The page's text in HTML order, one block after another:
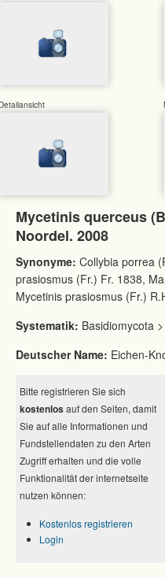
Mycetinis querceus
Noordel. 2008
Synonyme: Collybia porrea
prasiosmus (Fr.) Fr. 1838,
Mycetinis prasiosmus (Fr.)
Systematik: Basidiomycota
Deutscher Name: Eichen-
Bitte registrieren Sie sich
kostenlos auf den Seiten, damit
Sie auf alle Informationen und
Fundstellendaten zu den Arten
Zugriff erhalten und die volle
Funktionalität der internetseite
nutzen können:
Kostenlos registrieren
Login